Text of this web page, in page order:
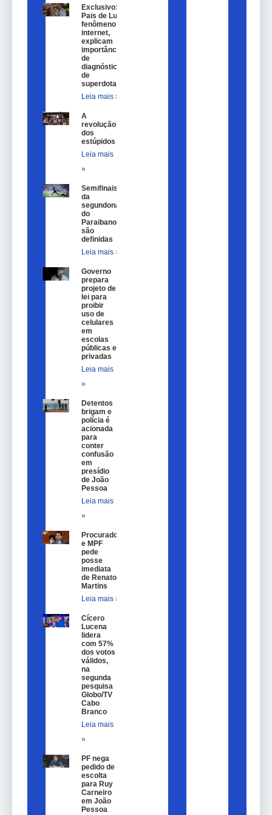
Exclusivo:
Pais de Lulu,
fenômeno na
internet,
explicam
importância
de
diagnóstico
de
superdotação
Leia mais »
A
revolução
dos
estúpidos
Leia mais
»
Semifinais
da
segundona
do
Paraibano
são
definidas
Leia mais »
Governo
prepara
projeto de
lei para
proibir
uso de
celulares
em
escolas
públicas e
privadas
Leia mais
»
Detentos
brigam e
polícia é
acionada
para
conter
confusão
em
presídio
de João
Pessoa
Leia mais
»
Procurador
e MPF
pede
posse
imediata
de Renato
Martins
Leia mais »
Cícero
Lucena
lidera
com 57%
dos votos
válidos,
na
segunda
pesquisa
Globo/TV
Cabo
Branco
Leia mais
»
PF nega
pedido de
escolta
para Ruy
Carneiro
em João
Pessoa